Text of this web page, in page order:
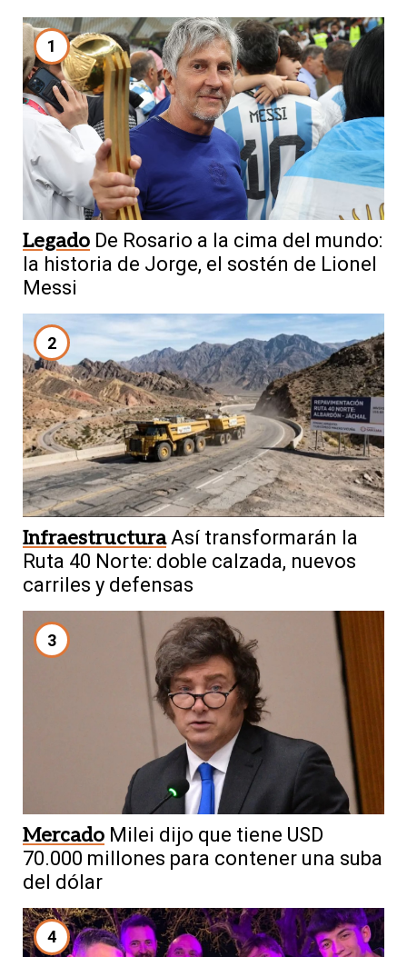
1
Legado De Rosario a la cima del mundo:
la historia de Jorge, el sostén de Lionel
Messi
2
Infraestructura Así transformarán la
Ruta 40 Norte: doble calzada, nuevos
carriles y defensas
3
Mercado Milei dijo que tiene USD
70.000 millones para contener una suba
del dólar
4